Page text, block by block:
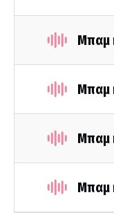
Μπαμ
Μπαμ
Μπαμ
Μπαμ